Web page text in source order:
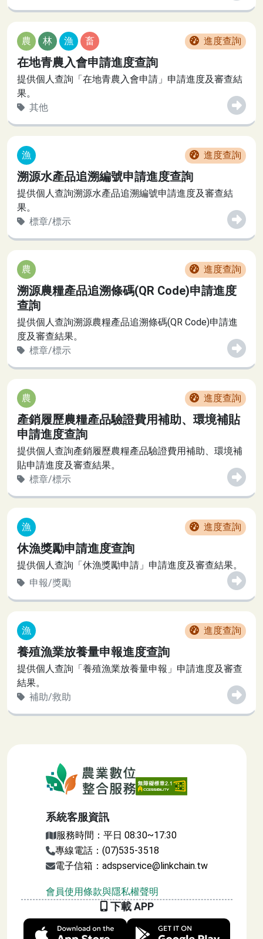
農 林 漁 畜 進度查詢
在地青農入會申請進度查詢
提供個人查詢「在地青農入會申請」申請進度及審查結
果。
其他
漁 進度查詢
溯源水產品追溯編號申請進度查詢
提供個人查詢溯源水產品追溯編號申請進度及審查結
果。
標章/標示
農 進度查詢
溯源農糧產品追溯條碼(QR Code)申請進度
查詢
提供個人查詢溯源農糧產品追溯條碼(QR Code)申請進
度及審查結果。
標章/標示
農 進度查詢
產銷履歷農糧產品驗證費用補助、環境補貼
申請進度查詢
提供個人查詢產銷履歷農糧產品驗證費用補助、環境補
貼申請進度及審查結果。
標章/標示
漁 進度查詢
休漁獎勵申請進度查詢
提供個人查詢「休漁獎勵申請」申請進度及審查結果。
申報/獎勵
漁 進度查詢
養殖漁業放養量申報進度查詢
提供個人查詢「養殖漁業放養量申報」申請進度及審查
結果。
補助/救助
農業數位整合服務
系統客服資訊
服務時間：平日 08:30~17:30
專線電話：(07)535-3518
電子信箱：adspservice@linkchain.tw
會員使用條款與隱私權聲明
下載 APP